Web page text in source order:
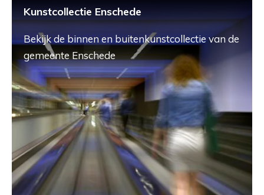
Kunstcollectie Enschede
Bekijk de binnen en buitenkunstcollectie van de
gemeente Enschede